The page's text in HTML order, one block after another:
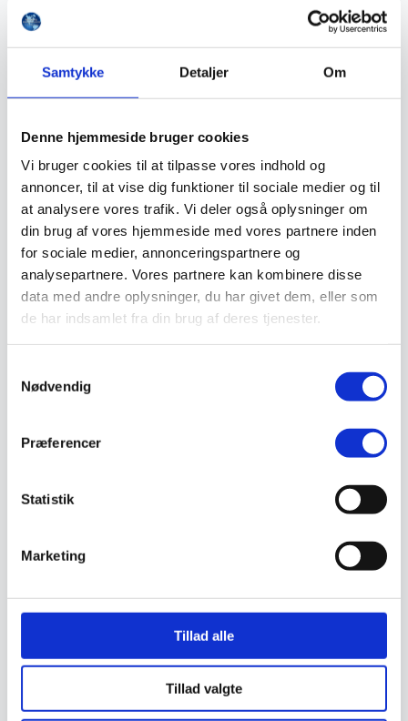
Samtykke Detaljer Om
Denne hjemmeside bruger cookies
Vi bruger cookies til at tilpasse vores indhold og
annoncer, til at vise dig funktioner til sociale medier og til
at analysere vores trafik. Vi deler også oplysninger om
din brug af vores hjemmeside med vores partnere inden
for sociale medier, annonceringspartnere og
analysepartnere. Vores partnere kan kombinere disse
data med andre oplysninger, du har givet dem, eller som
de har indsamlet fra din brug af deres tjenester.
Nødvendig
Præferencer
Statistik
Marketing
Tillad alle
Tillad valgte
Byudstyr
Handsker
Kemi håndtering
Plejeprodukter
Sikkerhedsfodtøj
Sandal
Sko
Støvler
Valg af sikkerhedssko
Skadedyrsbekæmpelse
Trafiksikkerhed
Afspærring
Vejbump
Vejmarkering
Vejmaling
Ukrudtsbekæmpelse